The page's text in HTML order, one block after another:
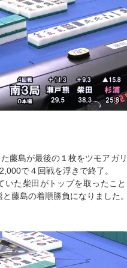
藤島が最後の１枚をツモアガ
で４回戦を浮きで終了。
いた柴田がトップを取ったこ
藤島の着順勝負になりました。